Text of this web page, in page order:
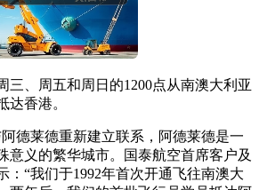
、周五和周日的1200点从南澳大利亚
达香港。
莱德重新建立联系，阿德莱德是一
意义的繁华城市。国泰航空首席客户及
：“我们于1992年首次开通飞往南澳大